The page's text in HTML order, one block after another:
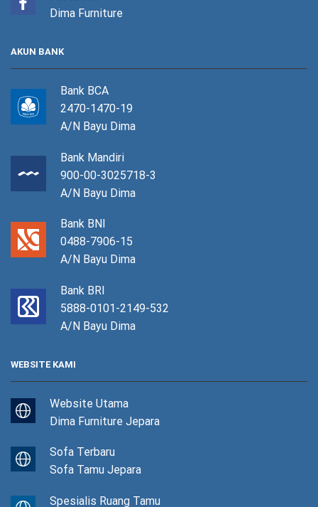
Dima Furniture
AKUN BANK
Bank BCA
2470-1470-19
A/N Bayu Dima
Bank Mandiri
900-00-3025718-3
A/N Bayu Dima
Bank BNI
0488-7906-15
A/N Bayu Dima
Bank BRI
5888-0101-2149-532
A/N Bayu Dima
WEBSITE KAMI
Website Utama
Dima Furniture Jepara
Sofa Terbaru
Sofa Tamu Jepara
Spesialis Ruang Tamu